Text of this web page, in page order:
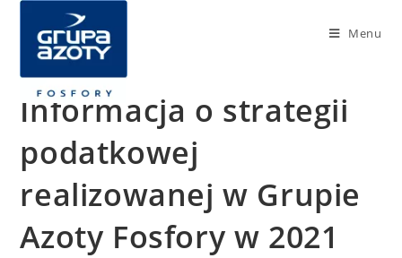
Menu
Informacja o strategii
podatkowej
realizowanej w Grupie
Azoty Fosfory w 2021